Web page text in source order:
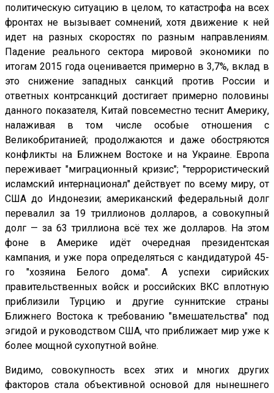
политическую ситуацию в целом, то катастрофа на всех
фронтах не вызывает сомнений, хотя движение к ней
идет на разных скоростях по разным направлениям.
Падение реального сектора мировой экономики по
итогам 2015 года оценивается примерно в 3,7%, вклад в
это снижение западных санкций против России и
ответных контрсанкций достигает примерно половины
данного показателя, Китай повсеместно теснит Америку,
налаживая в том числе особые отношения с
Великобританией; продолжаются и даже обостряются
конфликты на Ближнем Востоке и на Украине. Европа
переживает "миграционный кризис"; "террористический
исламский интернационал" действует по всему миру, от
США до Индонезии; американский федеральный долг
перевалил за 19 триллионов долларов, а совокупный
долг — за 63 триллиона всё тех же долларов. На этом
фоне в Америке идёт очередная президентская
кампания, и уже пора определяться с кандидатурой 45-
го "хозяина Белого дома". А успехи сирийских
правительственных войск и российских ВКС вплотную
приблизили Турцию и другие суннитские страны
Ближнего Востока к требованию "вмешательства" под
эгидой и руководством США, что приближает мир уже к
более мощной сухопутной войне.
Видимо, совокупность всех этих и многих других
факторов стала объективной основой для нынешнего